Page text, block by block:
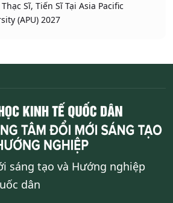
Sĩ, Tiến Sĩ Tại Asia Pacific
(APU) 2027
sáng tạo và Hướng nghiệp
dân